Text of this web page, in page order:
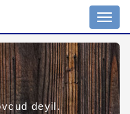
deyil.